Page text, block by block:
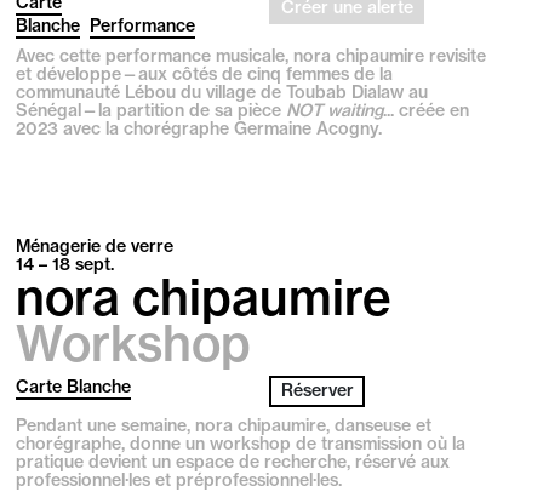
Blanche Performance
Créer une alerte
Avec cette performance musicale, nora chipaumire revisite
et développe—aux côtés de cinq femmes de la
communauté Lébou du village de Toubab Dialaw au
Sénégal—la partition de sa pièce NOT waiting... créée en
2023 avec la chorégraphe Germaine Acogny.
Ménagerie de verre
14 – 18sept.
nora chipaumire
Workshop
Carte Blanche
Réserver
Pendant une semaine, nora chipaumire, danseuse et
chorégraphe, donne un workshop de transmission où la
pratique devient un espace de recherche, réservé aux
professionnel·les et préprofessionnel·les.